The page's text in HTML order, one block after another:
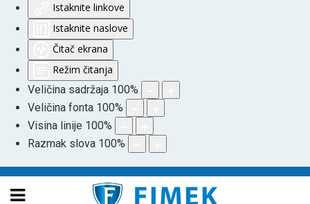
Istaknite linkove
Istaknite naslove
Čitač ekrana
Režim čitanja
Veličina sadržaja 100%
Veličina fonta 100%
Visina linije 100%
Razmak slova 100%